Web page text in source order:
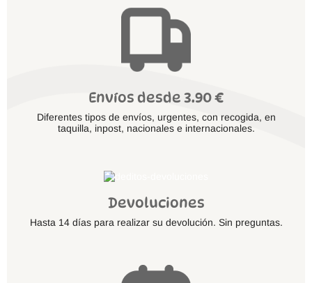
Envíos desde 3.90 €
Diferentes tipos de envíos, urgentes, con recogida, en
taquilla, inpost, nacionales e internacionales.
Devoluciones
Hasta 14 días para realizar su devolución. Sin preguntas.